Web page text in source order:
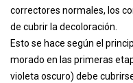
correctores normales, los
de cubrir la decoloración.
Esto se hace según el
morado en las primeras
violeta oscuro) debe